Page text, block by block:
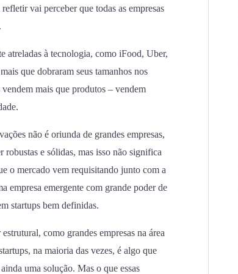
vai perceber que todas as empresas
atreladas à tecnologia, como iFood, Uber,
que dobraram seus tamanhos nos
mais que produtos – vendem
não é oriunda de grandes empresas,
robustas e sólidas, mas isso não significa
o mercado vem requisitando junto com a
empresa emergente com grande poder de
startups bem definidas.
como grandes empresas na área
na maioria das vezes, é algo que
uma solução. Mas o que essas